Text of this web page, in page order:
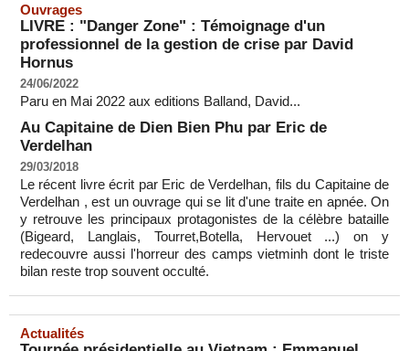
Ouvrages
LIVRE : "Danger Zone" : Témoignage d'un
professionnel de la gestion de crise par David
Hornus
24/06/2022
Paru en Mai 2022 aux editions Balland, David...
Au Capitaine de Dien Bien Phu par Eric de
Verdelhan
29/03/2018
Le récent livre écrit par Eric de Verdelhan, fils du Capitaine de
Verdelhan , est un ouvrage qui se lit d'une traite en apnée. On
y retrouve les principaux protagonistes de la célèbre bataille
(Bigeard, Langlais, Tourret,Botella, Hervouet ...) on y
redecouvre aussi l'horreur des camps vietminh dont le triste
bilan reste trop souvent occulté.
Actualités